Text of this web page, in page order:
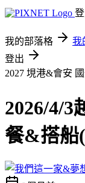
我的部落格 我
登出
2027 垷港&會安
2026/4/3
餐&搭船